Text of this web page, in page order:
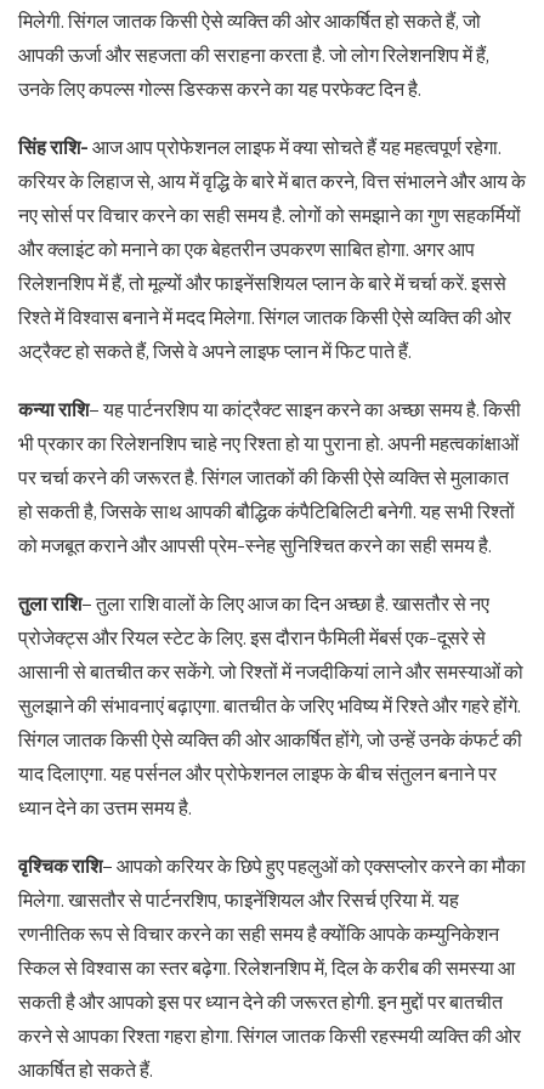
मिलेगी. सिंगल जातक किसी ऐसे व्यक्ति की ओर आकर्षित हो सकते हैं, जो
आपकी ऊर्जा और सहजता की सराहना करता है. जो लोग रिलेशनशिप में हैं,
उनके लिए कपल्स गोल्स डिस्कस करने का यह परफेक्ट दिन है.
सिंह राशि- आज आप प्रोफेशनल लाइफ में क्या सोचते हैं यह महत्वपूर्ण रहेगा.
करियर के लिहाज से, आय में वृद्धि के बारे में बात करने, वित्त संभालने और आय के
नए सोर्स पर विचार करने का सही समय है. लोगों को समझाने का गुण सहकर्मियों
और क्लाइंट को मनाने का एक बेहतरीन उपकरण साबित होगा. अगर आप
रिलेशनशिप में हैं, तो मूल्यों और फाइनेंसशियल प्लान के बारे में चर्चा करें. इससे
रिश्ते में विश्वास बनाने में मदद मिलेगा. सिंगल जातक किसी ऐसे व्यक्ति की ओर
अट्रैक्ट हो सकते हैं, जिसे वे अपने लाइफ प्लान में फिट पाते हैं.
कन्या राशि– यह पार्टनरशिप या कांट्रैक्ट साइन करने का अच्छा समय है. किसी
भी प्रकार का रिलेशनशिप चाहे नए रिश्ता हो या पुराना हो. अपनी महत्वकांक्षाओं
पर चर्चा करने की जरूरत है. सिंगल जातकों की किसी ऐसे व्यक्ति से मुलाकात
हो सकती है, जिसके साथ आपकी बौद्धिक कंपैटिबिलिटी बनेगी. यह सभी रिश्तों
को मजबूत कराने और आपसी प्रेम-स्नेह सुनिश्चित करने का सही समय है.
तुला राशि– तुला राशि वालों के लिए आज का दिन अच्छा है. खासतौर से नए
प्रोजेक्ट्स और रियल स्टेट के लिए. इस दौरान फैमिली मेंबर्स एक-दूसरे से
आसानी से बातचीत कर सकेंगे. जो रिश्तों में नजदीकियां लाने और समस्याओं को
सुलझाने की संभावनाएं बढ़ाएगा. बातचीत के जरिए भविष्य में रिश्ते और गहरे होंगे.
सिंगल जातक किसी ऐसे व्यक्ति की ओर आकर्षित होंगे, जो उन्हें उनके कंफर्ट की
याद दिलाएगा. यह पर्सनल और प्रोफेशनल लाइफ के बीच संतुलन बनाने पर
ध्यान देने का उत्तम समय है.
वृश्चिक राशि– आपको करियर के छिपे हुए पहलुओं को एक्सप्लोर करने का मौका
मिलेगा. खासतौर से पार्टनरशिप, फाइनेंशियल और रिसर्च एरिया में. यह
रणनीतिक रूप से विचार करने का सही समय है क्योंकि आपके कम्युनिकेशन
स्किल से विश्वास का स्तर बढ़ेगा. रिलेशनशिप में, दिल के करीब की समस्या आ
सकती है और आपको इस पर ध्यान देने की जरूरत होगी. इन मुद्दों पर बातचीत
करने से आपका रिश्ता गहरा होगा. सिंगल जातक किसी रहस्मयी व्यक्ति की ओर
आकर्षित हो सकते हैं.